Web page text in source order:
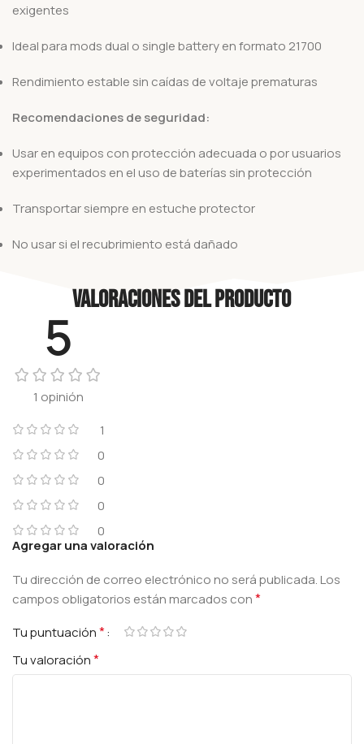
exigentes
Ideal para mods dual o single battery en formato 21700
Rendimiento estable sin caídas de voltaje prematuras
Recomendaciones de seguridad:
Usar en equipos con protección adecuada o por usuarios
experimentados en el uso de baterías sin protección
Transportar siempre en estuche protector
No usar si el recubrimiento está dañado
Valoraciones del producto
5
1 opinión
1
0
0
0
0
Agregar una valoración
Tu dirección de correo electrónico no será publicada.Los
campos obligatorios están marcados con*
Tu puntuación*
Tu valoración*